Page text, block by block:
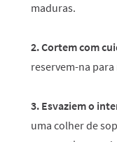
maduras.
2.Cortem com
reservem-na
3. Esvaziem o
uma colher de